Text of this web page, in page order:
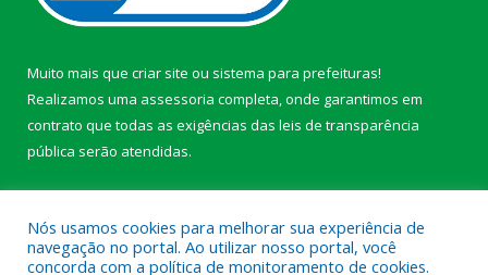
Muito mais que criar site ou sistema para prefeituras!
Realizamos uma assessoria completa, onde garantimos em
contrato que todas as exigências das leis de transparência
pública serão atendidas.
Nós usamos cookies para melhorar sua experiência de
navegação no portal. Ao utilizar nosso portal, você
concorda com a política de monitoramento de cookies.